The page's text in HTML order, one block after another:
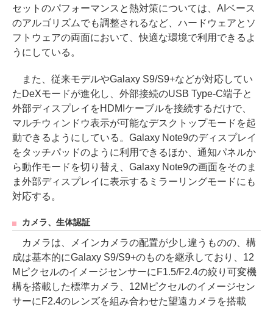
セットのパフォーマンスと熱対策については、AIベース
のアルゴリズムでも調整されるなど、ハードウェアとソ
フトウェアの両面において、快適な環境で利用できるよ
うにしている。
また、従来モデルやGalaxy S9/S9+などが対応してい
たDeXモードが進化し、外部接続のUSB Type-C端子と
外部ディスプレイをHDMIケーブルを接続するだけで、
マルチウィンドウ表示が可能なデスクトップモードを起
動できるようにしている。Galaxy Note9のディスプレイ
をタッチパッドのように利用できるほか、通知パネルか
ら動作モードを切り替え、Galaxy Note9の画面をそのま
ま外部ディスプレイに表示するミラーリングモードにも
対応する。
カメラ、生体認証
カメラは、メインカメラの配置が少し違うものの、構
成は基本的にGalaxy S9/S9+のものを継承しており、12
MピクセルのイメージセンサーにF1.5/F2.4の絞り可変機
構を搭載した標準カメラ、12Mピクセルのイメージセン
サーにF2.4のレンズを組み合わせた望遠カメラを搭載